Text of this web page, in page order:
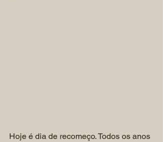
Hoje é dia de recomeço. Todos os anos